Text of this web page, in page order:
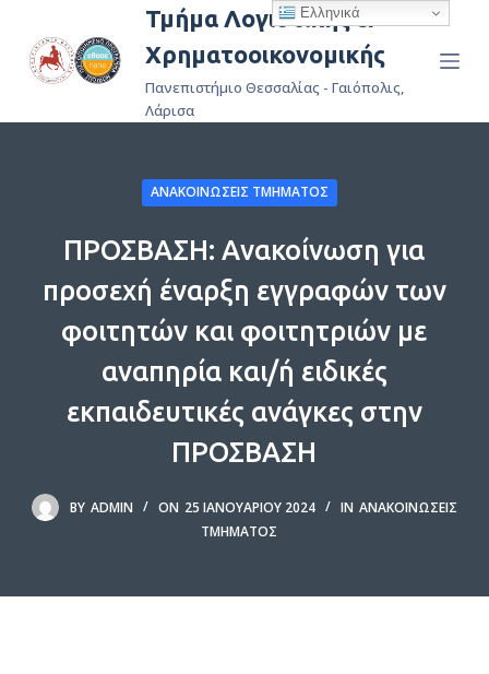
ε
ό
ν
Τμήμα Λογιστικής &
Χρηματοοικονομικής
Πανεπιστήμιο Θεσσαλίας - Γαιόπολις,
Λάρισα
ΑΝΑΚΟΙΝΏΣΕΙΣ ΤΜΉΜΑΤΟΣ
ΠΡΟΣΒΑΣΗ: Ανακοίνωση για
προσεχή έναρξη εγγραφών των
φοιτητών και φοιτητριών με
αναπηρία και/ή ειδικές
εκπαιδευτικές ανάγκες στην
ΠΡΟΣΒΑΣΗ
BY ADMIN ON 25 ΙΑΝΟΥΑΡΊΟΥ 2024 IN ΑΝΑΚΟΙΝΏΣΕΙΣ
ΤΜΉΜΑΤΟΣ
Ελληνικά